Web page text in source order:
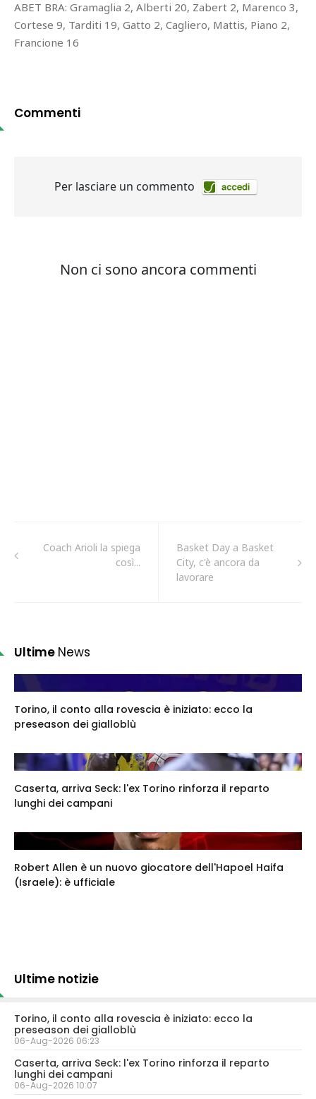
ABET BRA: Gramaglia 2, Alberti 20, Zabert 2, Marenco 3,
Cortese 9, Tarditi 19, Gatto 2, Cagliero, Mattis, Piano 2,
Francione 16
Commenti
Coach Arioli la spiega
così...
Basket Day a Basket
City, c'è ancora da
lavorare
Ultime News
Torino, il conto alla rovescia è iniziato: ecco la
preseason dei gialloblù
Caserta, arriva Seck: l'ex Torino rinforza il reparto
lunghi dei campani
Robert Allen è un nuovo giocatore dell'Hapoel Haifa
(Israele): è ufficiale
Ultime notizie
Torino, il conto alla rovescia è iniziato: ecco la
preseason dei gialloblù
06-Aug-2026 06:23
Caserta, arriva Seck: l'ex Torino rinforza il reparto
lunghi dei campani
06-Aug-2026 10:07